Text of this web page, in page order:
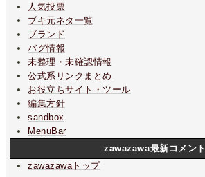
人気投票
ブキ元ネタ一覧
ブランド
バグ情報
未整理・未確認情報
公式系リンクまとめ
お役立ちサイト・ツール
編集方針
sandbox
MenuBar
zawazawa最新コメント
zawazawaトップ